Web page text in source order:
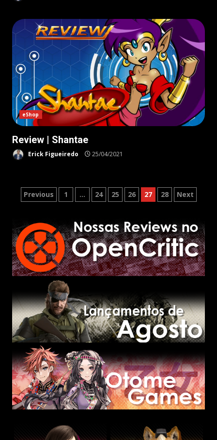
eShop
Review | Shantae
Erick Figueiredo 25/04/2021
Paginação
de
posts
Previous 1 … 24 25 26 27 28 Next